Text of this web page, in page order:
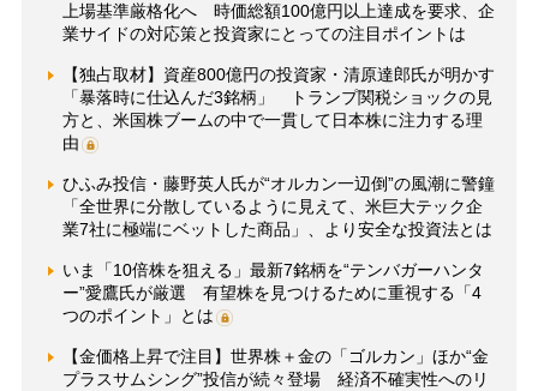
上場基準厳格化へ 時価総額100億円以上達成を要求、企
業サイドの対応策と投資家にとっての注目ポイントは
【独占取材】資産800億円の投資家・清原達郎氏が明かす
「暴落時に仕込んだ3銘柄」 トランプ関税ショックの見
方と、米国株ブームの中で一貫して日本株に注力する理
由
ひふみ投信・藤野英人氏が“オルカン一辺倒”の風潮に警鐘
「全世界に分散しているように見えて、米巨大テック企
業7社に極端にベットした商品」、より安全な投資法とは
いま「10倍株を狙える」最新7銘柄を“テンバガーハンタ
ー”愛鷹氏が厳選 有望株を見つけるために重視する「4
つのポイント」とは
【金価格上昇で注目】世界株＋金の「ゴルカン」ほか“金
プラスサムシング”投信が続々登場 経済不確実性へのリ